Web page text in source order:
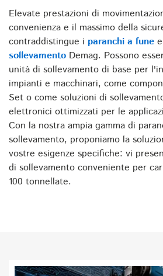
Elevate prestazioni di
convenienza e il massimo della
contraddistingue i paranchi a fune
sollevamento Demag. Possono
unità di sollevamento di base per
impianti e macchinari, come
Set o come soluzioni di
elettronici ottimizzati per le
Con la nostra ampia gamma di
sollevamento, proponiamo la
vostre esigenze specifiche: vi
di sollevamento conveniente per
100 tonnellate.